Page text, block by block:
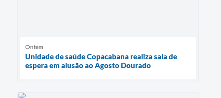
Ontem
Unidade de saúde Copacabana realiza sala de
espera em alusão ao Agosto Dourado